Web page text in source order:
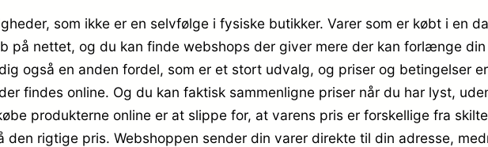
som ikke er en selvfølge i fysiske butikker. Varer som er købt i en
på nettet, og du kan finde webshops der giver mere der kan forlænge
også en anden fordel, som er et stort udvalg, og priser og betingelser
findes online. Og du kan faktisk sammenligne priser når du har lyst,
produkterne online er at slippe for, at varens pris er forskellige fra
rigtige pris. Webshoppen sender din varer direkte til din adresse,